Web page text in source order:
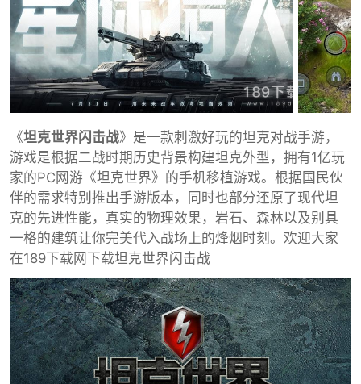
《坦克世界闪击战》是一款刺激好玩的坦克对战手游，
游戏是根据二战时期历史背景构建坦克外型，拥有1亿玩
家的PC网游《坦克世界》的手机移植游戏。根据国民伙
伴的需求特别推出手游版本，同时也部分还原了现代坦
克的先进性能，真实的物理效果，岩石、森林以及别具
一格的建筑让你完美代入战场上的烽烟时刻。欢迎大家
在189下载网下载坦克世界闪击战